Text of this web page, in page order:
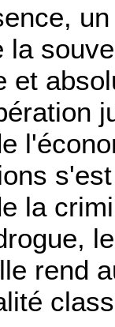
la
et
la
rend